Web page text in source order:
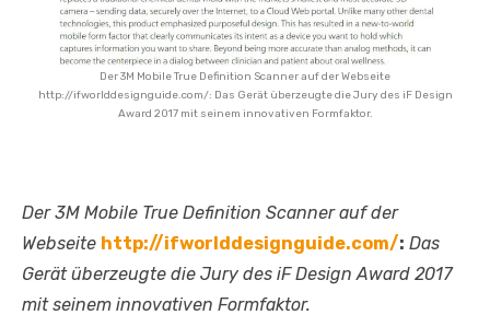
Der 3M Mobile True Definition Scanner auf der Webseite
http://ifworlddesignguide.com/: Das Gerät überzeugte die Jury des iF Design
Award 2017 mit seinem innovativen Formfaktor.
Der 3M Mobile True Definition Scanner auf der
Webseite http://ifworlddesignguide.com/: Das
Gerät überzeugte die Jury des iF Design Award 2017
mit seinem innovativen Formfaktor.